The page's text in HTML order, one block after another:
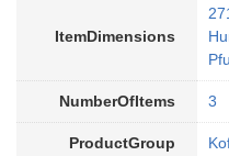
ItemDimensions
NumberOfItems 3
ProductGroup